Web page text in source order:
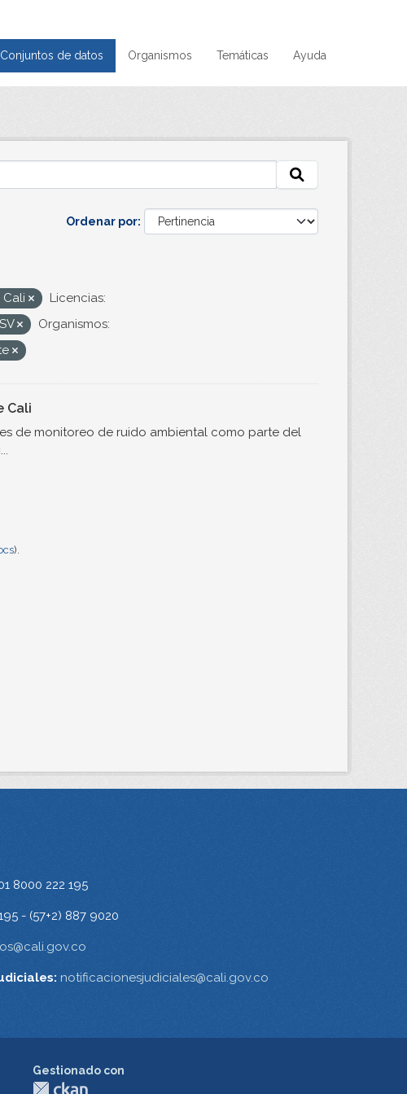
Conjuntos de datos Organismos Temáticas Ayuda
Ordenar por
Licencias:
Organismos:
Cali
de monitoreo de ruido ambiental como parte del
).
8000 222 195
- (57+2) 887 9020
notificacionesjudiciales@cali.gov.co
Gestionado con